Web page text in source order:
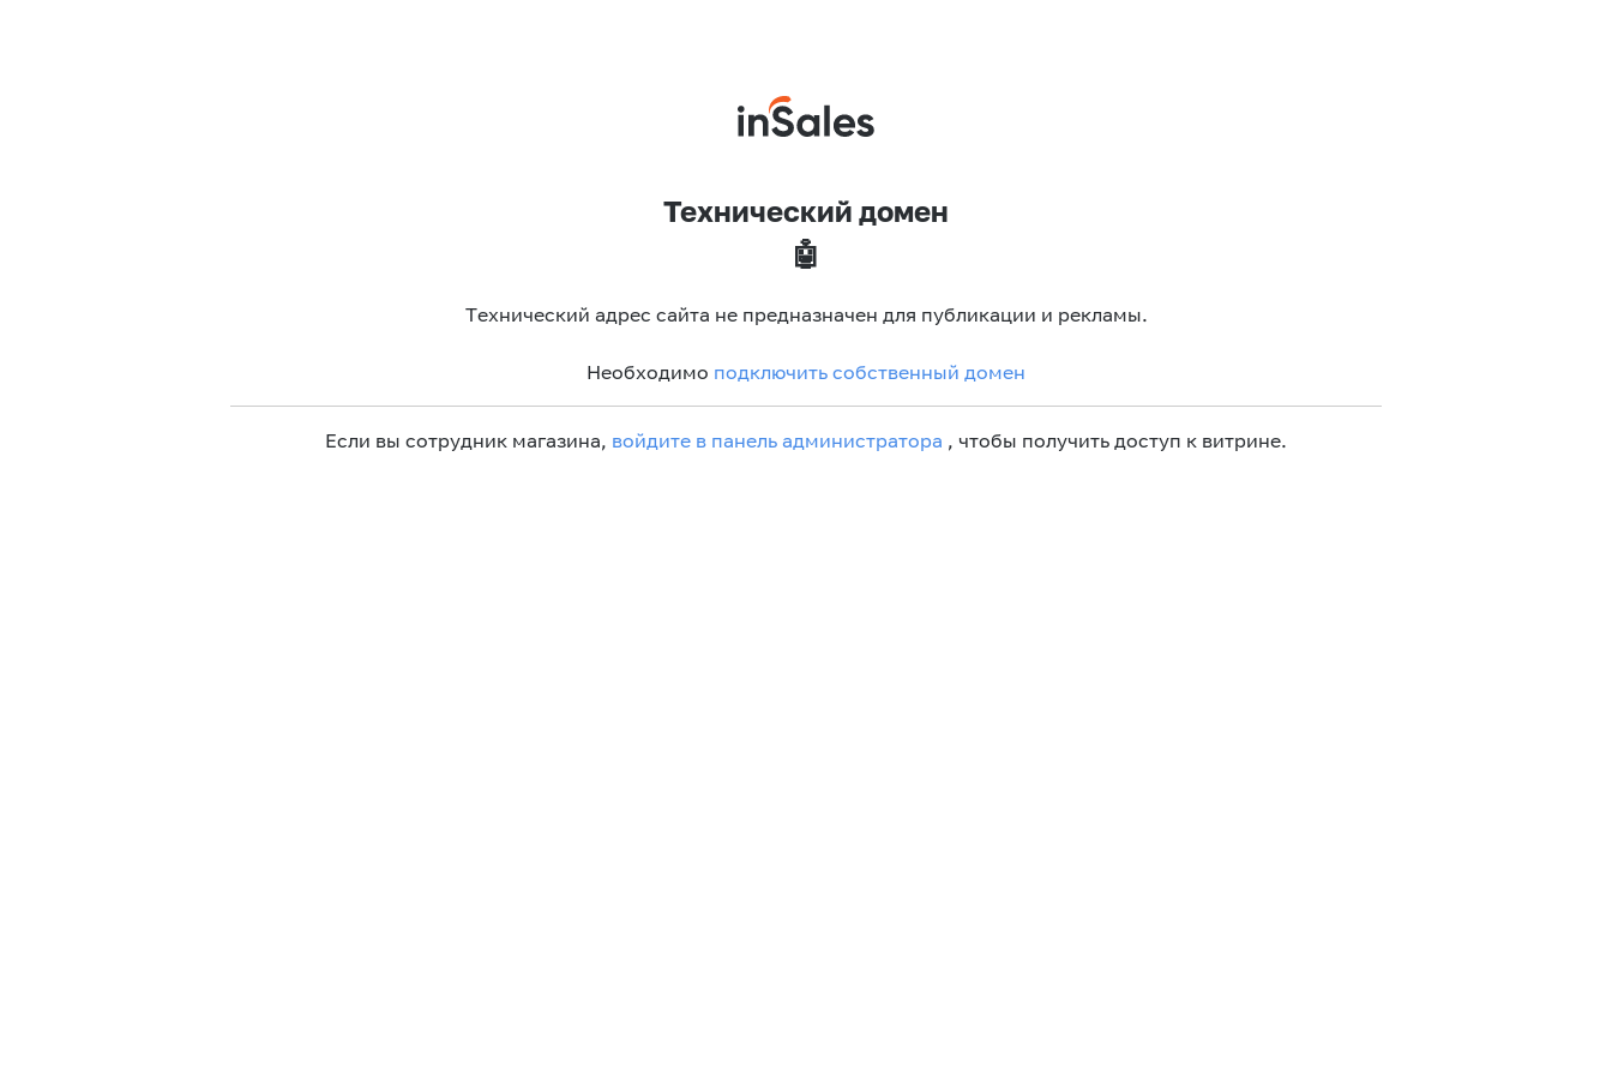
Технический домен
🤖
Технический адрес сайта не предназначен для публикации и рекламы.
Необходимо подключить собственный домен
Если вы сотрудник магазина, войдите в панель администратора , чтобы получить доступ к витрине.